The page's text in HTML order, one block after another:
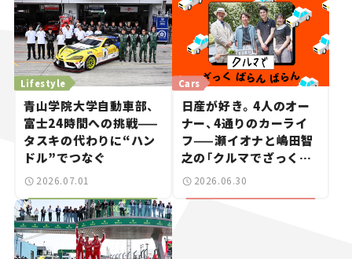
Lifestyle
青山学院大学自動車部、
富士24時間への挑戦——
タスキの代わりに“ハン
ドル”でつなぐ
2026.07.01
Cars
日産が好き。4人のオー
ナー、4通りのカーライ
フ——瀬イオナと嶋田智
之の「クルマでざっくば
らんばらん！」＃19
2026.06.30